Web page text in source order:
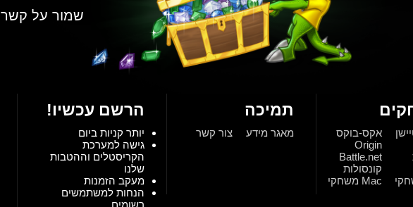
שמור על קשר
הרשם עכשיו!
יותר קניות ביום
גישה למערכת
הקריסטלים וההטבות
שלנו
מעקב הזמנות
הנחות למשתמשים
רשומים
תמיכה
מאגר מידע צור קשר
אקס-בוקס
Origin
Battle.net
קונסולות
Mac משחקי